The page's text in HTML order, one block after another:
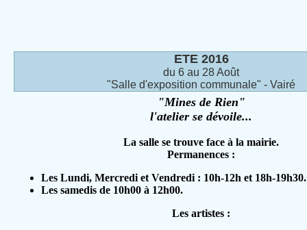
ETE 2016
du 6 au 28 Août
"Salle d'exposition communale" - Vairé
"Mines de Rien"
l'atelier se dévoile...
La salle se trouve face à la mairie.
Permanences :
Les Lundi, Mercredi et Vendredi : 10h-12h et 18h-19h30.
Les samedis de 10h00 à 12h00.
Les artistes :